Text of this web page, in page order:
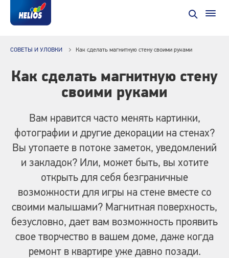
СОВЕТЫ И УЛОВКИ Как сделать магнитную стену своими руками
Как сделать магнитную стену
своими руками
Вам нравится часто менять картинки,
фотографии и другие декорации на стенах?
Вы утопаете в потоке заметок, уведомлений
и закладок? Или, может быть, вы хотите
открыть для себя безграничные
возможности для игры на стене вместе со
своими малышами? Магнитная поверхность,
безусловно, дает вам возможность проявить
свое творчество в вашем доме, даже когда
ремонт в квартире уже давно позади.